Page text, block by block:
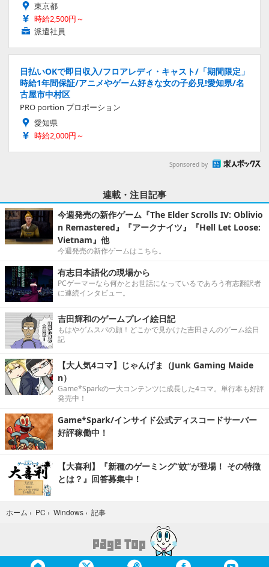
東京都
時給2,500円～
派遣社員
日払いOKで即日収入/フロアレディ・キャスト/「期間限定」
時給1年間保証/アニメやゲーム好きな女の子必見!愛知県/名
古屋市中村区
PRO portion プロポーション
愛知県
時給2,000円～
Sponsored by
連載・注目記事
今週発売の新作ゲーム『The Elder Scrolls IV: Oblivio
n Remastered』『アークナイツ』『Hell Let Loose:
Vietnam』他
今週発売の新作ゲームはこちら。
有志日本語化の現場から
PCゲーマーなら何かとお世話になっているであろう有志翻訳者
に連続インタビュー。
吉田輝和のゲームプレイ絵日記
もはやゲムスパの顔！どこかで見かけた吉田さんのゲーム絵日
記
【大人気4コマ】じゃんげま（Junk Gaming Maide
n）
Game*Sparkの一大コンテンツに成長した4コマ。単行本も好評
発売中！
Game*Spark/インサイド公式ディスコードサーバー
好評稼働中！
【大喜利】『新種のゲーミング“蚊”が登場！ その特徴
とは？』回答募集中！
ホーム › PC › Windows › 記事